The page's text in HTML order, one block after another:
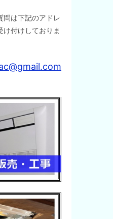
問は下記のアドレ
け付けしておりま